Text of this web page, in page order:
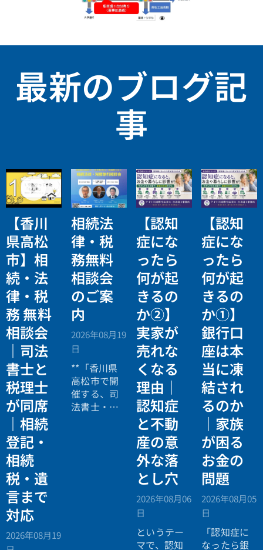
最新のブログ記
事
【香川
県高松
市】相
続・法
律・税
務 無料
相談会
｜司法
書士と
税理士
が同席
｜相続
登記・
相続
税・遺
言まで
対応
2026年08月19
相続法
律・税
務無料
相談会
のご案
内
2026年08月19
日
**「香川県
高松市で開
催する、司
法書士・税
【認知
症にな
ったら
何が起
きるの
か②】
実家が
売れな
くなる
理由｜
認知症
と不動
産の意
外な落
とし穴
2026年08月06
日
というテー
マで、認知
【認知
症にな
ったら
何が起
きるの
か①】
銀行口
座は本
当に凍
結され
るのか
｜家族
が困る
お金の
問題
2026年08月05
日
「認知症に
なったら銀